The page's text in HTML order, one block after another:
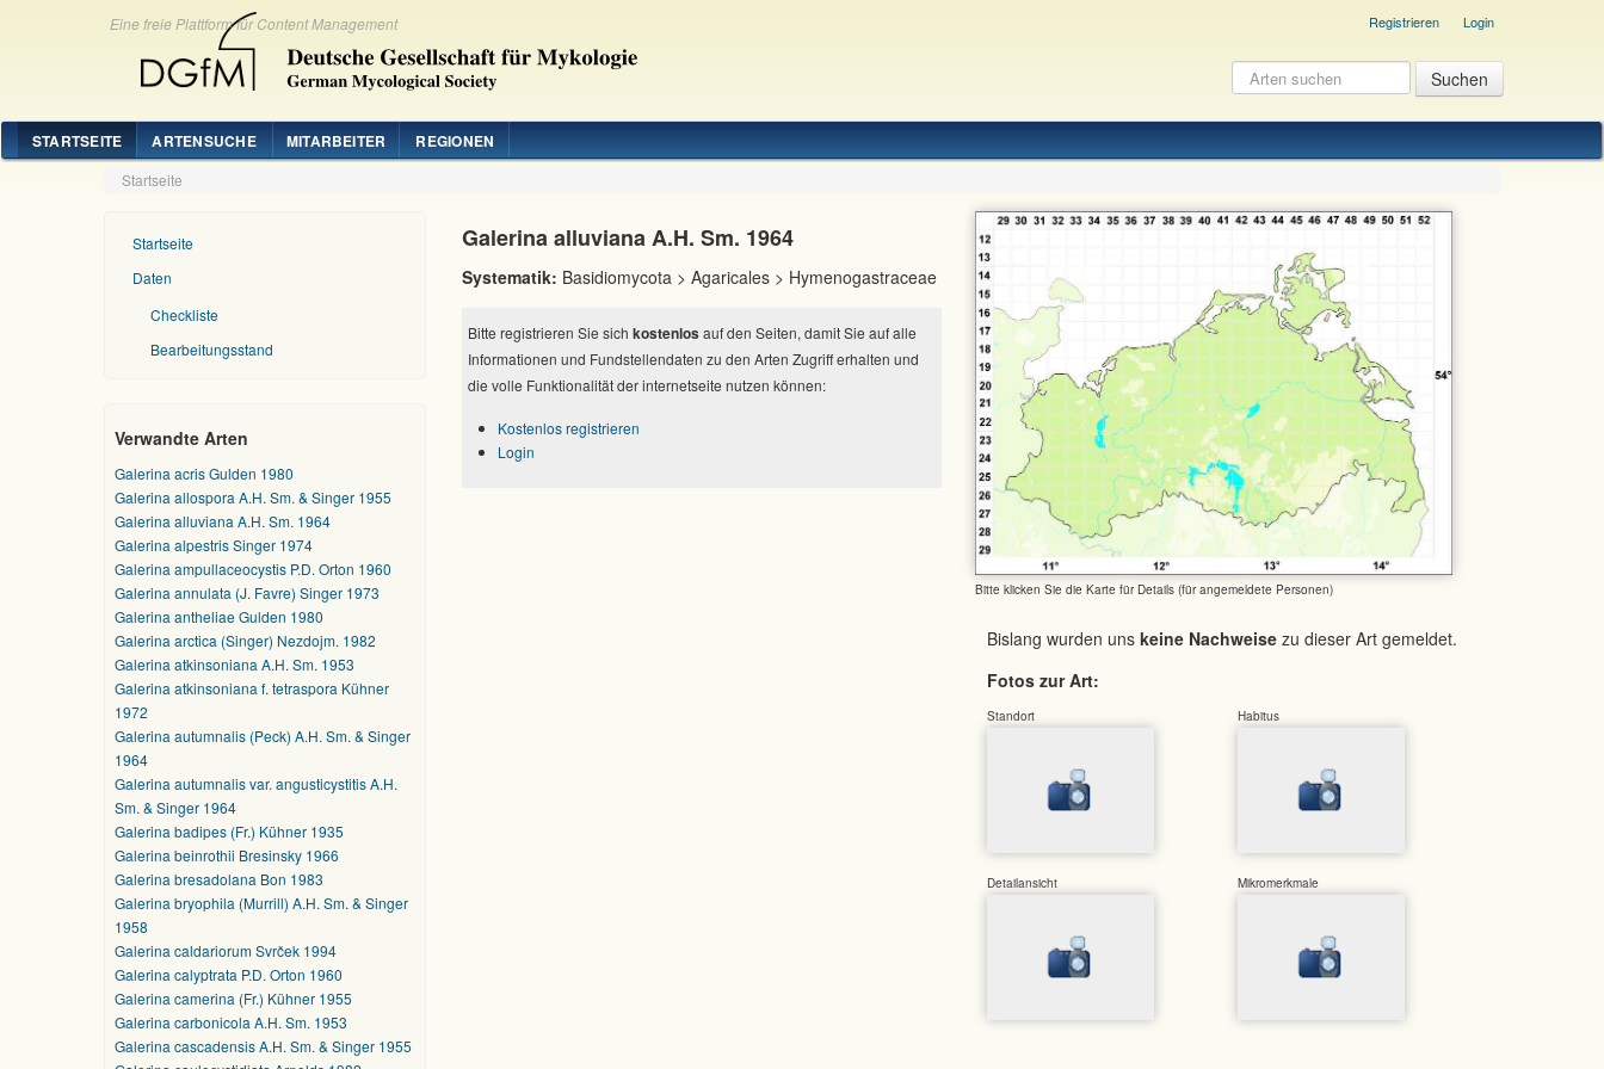
Eine freie Plattform für Content Management Registrieren Login
STARTSEITE ARTENSUCHE MITARBEITER REGIONEN
Startseite
Startseite
Daten
Checkliste
Bearbeitungsstand
Verwandte Arten
Galerina acris Gulden 1980
Galerina allospora A.H. Sm. & Singer 1955
Galerina alluviana A.H. Sm. 1964
Galerina alpestris Singer 1974
Galerina ampullaceocystis P.D. Orton 1960
Galerina annulata (J. Favre) Singer 1973
Galerina antheliae Gulden 1980
Galerina arctica (Singer) Nezdojm. 1982
Galerina atkinsoniana A.H. Sm. 1953
Galerina atkinsoniana f. tetraspora Kühner
1972
Galerina autumnalis (Peck) A.H. Sm. & Singer
1964
Galerina autumnalis var. angusticystitis A.H.
Sm. & Singer 1964
Galerina badipes (Fr.) Kühner 1935
Galerina beinrothii Bresinsky 1966
Galerina bresadolana Bon 1983
Galerina bryophila (Murrill) A.H. Sm. & Singer
1958
Galerina caldariorum Svrček 1994
Galerina calyptrata P.D. Orton 1960
Galerina camerina (Fr.) Kühner 1955
Galerina carbonicola A.H. Sm. 1953
Galerina cascadensis A.H. Sm. & Singer 1955
Bitte klicken Sie die Karte für Details (für angemeldete Personen)
Bislang wurden uns keine Nachweise zu dieser Art gemeldet.
Fotos zur Art:
Standort Habitus
Detailansicht Mikromerkmale
Galerina alluviana A.H. Sm. 1964
Systematik: Basidiomycota > Agaricales > Hymenogastraceae
Bitte registrieren Sie sich kostenlos auf den Seiten, damit Sie auf alle
Informationen und Fundstellendaten zu den Arten Zugriff erhalten und
die volle Funktionalität der internetseite nutzen können:
Kostenlos registrieren
Login